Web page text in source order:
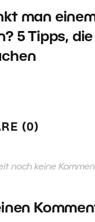
man
5 Tipps,
(0)
noch keine